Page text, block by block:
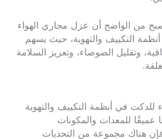
من الواضح أن عزل مجاري الهواء
التكييف والتهوية، حيث يسهم
وتقليل الضوضاء، وتعزيز السلامة
للدكت في أنظمة التكييف والتهوية
عميقًا للمعدات والمكونات
هناك مجموعة من التحديات